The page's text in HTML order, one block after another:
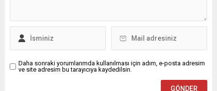
Daha sonraki yorumlarımda kullanılması için adım, e-posta adresim
ve site adresim bu tarayıcıya kaydedilsin.